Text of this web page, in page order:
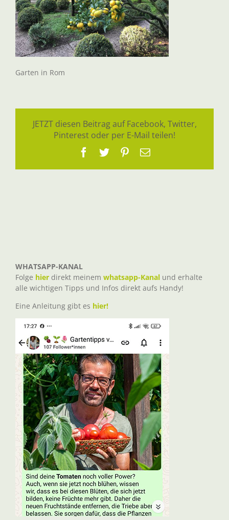
Garten in Rom
JETZT diesen Beitrag auf Facebook, Twitter,
Pinterest oder per E-Mail teilen!
Facebook
TwitterPinterest
E-
WHATSAPP-KANAL
Folge hier direkt meinem whatsapp-Kanal und erhalte
alle wichtigen Tipps und Infos direkt aufs Handy!
Eine Anleitung gibt es hier!